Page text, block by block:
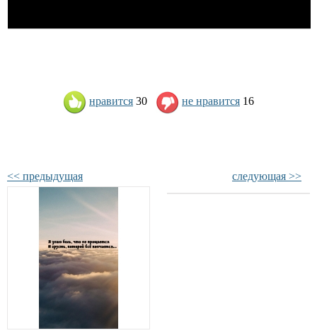
нравится 30 не нравится 16
<< предыдущая следующая >>